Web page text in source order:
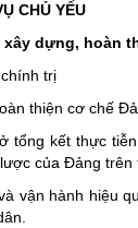
CHỦ YẾU
xây dựng, hoàn
trị
thiện cơ chế
tổng kết thực
của Đảng
vận hành hiệu